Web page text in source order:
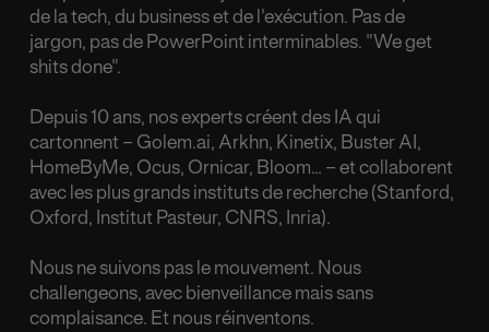
de la tech, du business et de l'exécution. Pas de
jargon, pas de PowerPoint interminables. "We get
shits done".
Depuis 10 ans, nos experts créent des IA qui
cartonnent – Golem.ai, Arkhn, Kinetix, Buster AI,
HomeByMe, Ocus, Ornicar, Bloom… – et collaborent
avec les plus grands instituts de recherche (Stanford,
Oxford, Institut Pasteur, CNRS, Inria).
Nous ne suivons pas le mouvement. Nous
challengeons, avec bienveillance mais sans
complaisance. Et nous réinventons.